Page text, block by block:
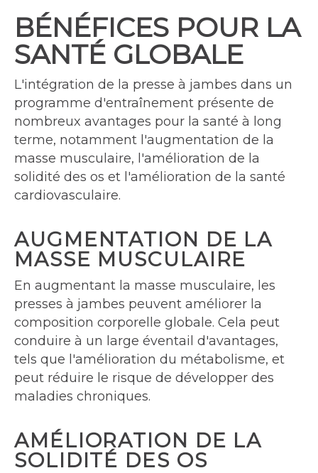
BÉNÉFICES POUR LA
SANTÉ GLOBALE
L'intégration de la presse à jambes dans un
programme d'entraînement présente de
nombreux avantages pour la santé à long
terme, notamment l'augmentation de la
masse musculaire, l'amélioration de la
solidité des os et l'amélioration de la santé
cardiovasculaire.
AUGMENTATION DE LA
MASSE MUSCULAIRE
En augmentant la masse musculaire, les
presses à jambes peuvent améliorer la
composition corporelle globale. Cela peut
conduire à un large éventail d'avantages,
tels que l'amélioration du métabolisme, et
peut réduire le risque de développer des
maladies chroniques.
AMÉLIORATION DE LA
SOLIDITÉ DES OS